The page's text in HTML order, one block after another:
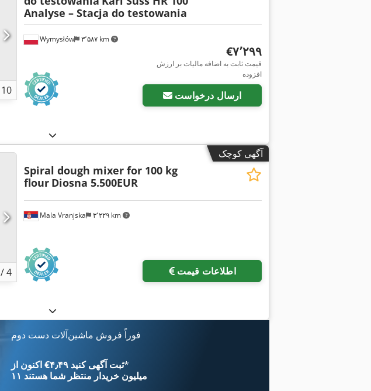
10
Wymysłów ۳٬۵۸۷ km
Analyse – Stacja do testowania
‎€۷٬۲۹۹
قیمت ثابت به اضافه مالیات بر ارزش
افزوده
ارسال درخواست
آگهی کوچک
/4
Mala Vranjska ۳٬۲۲۹ km
Spiral dough mixer for 100 kg
flour Diosna 5.500EUR
اطلاعات قیمت
فوراً فروش ماشین‌آلات دست دوم
اکنون از ‎€۴٫۴۹ ثبت آگهی کنید*
۱۱ میلیون خریدار منتظر شما هستند